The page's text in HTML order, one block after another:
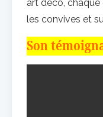
art déco,
les convives et
Son